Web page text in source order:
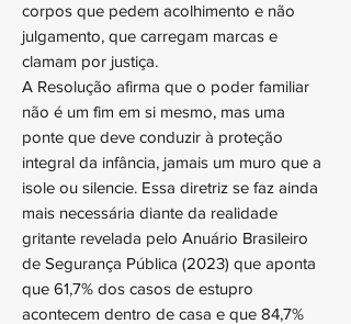
corpos que pedem acolhimento e não
julgamento, que carregam marcas e
clamam por justiça.
A Resolução afirma que o poder familiar
não é um fim em si mesmo, mas uma
ponte que deve conduzir à proteção
integral da infância, jamais um muro que a
isole ou silencie. Essa diretriz se faz ainda
mais necessária diante da realidade
gritante revelada pelo Anuário Brasileiro
de Segurança Pública (2023) que aponta
que 61,7% dos casos de estupro
acontecem dentro de casa e que 84,7%